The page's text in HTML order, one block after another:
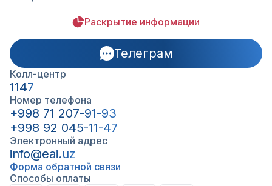
Раскрытие информации
Телеграм
Колл-центр
1147
Номер телефона
+998 71 207-91-93
+998 92 045-11-47
Электронный адрес
info@eai.uz
Форма обратной связи
Способы оплаты